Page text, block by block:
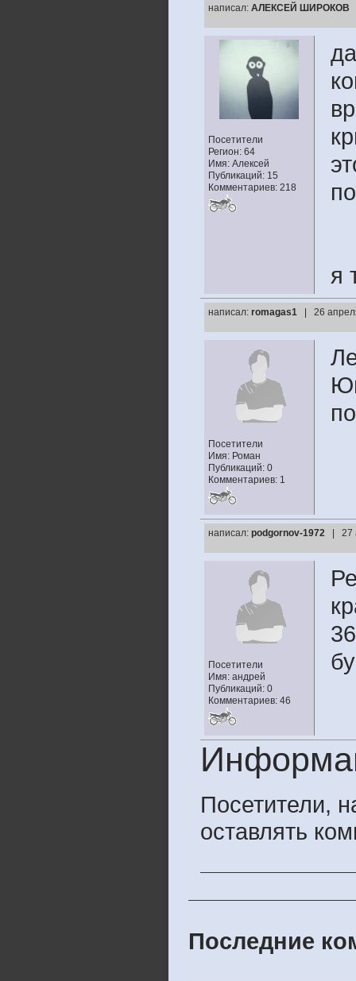
написал: АЛЕКСЕЙ ШИРОКОВ
Посетители
Регион: 64
Имя: Алексей
Публикаций: 15
Комментариев: 218
я
написал: romagas1 | 26
Посетители
Имя: Роман
Публикаций: 0
Комментариев: 1
написал: podgornov-1972 |
Посетители
Имя: андрей
Публикаций: 0
Комментариев: 46
Посетители,
оставлять
Последние